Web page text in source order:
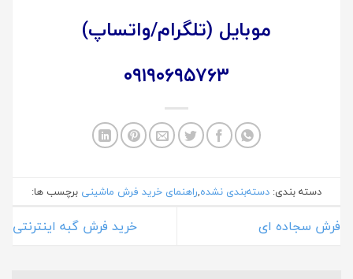
موبایل (تلگرام/واتساپ)
۰۹۱۹۰۶۹۵۷۶۳
دسته بندی: دسته‌بندی نشده,راهنمای خرید فرش ماشینی برچسب ها:
فرش سجاده ای خرید فرش گبه اینترنتی